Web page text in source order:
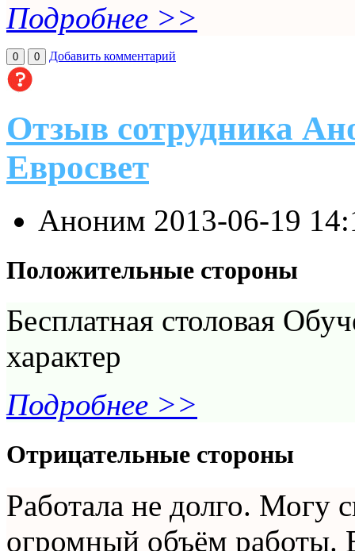
Подробнее >>
0 0 Добавить комментарий
Отзыв сотрудника
Евросвет
Аноним 2013-06-19
Положительные стороны
Бесплатная столовая
характер
Подробнее >>
Отрицательные стороны
Работала не долго. Могу
огромный объём работы.